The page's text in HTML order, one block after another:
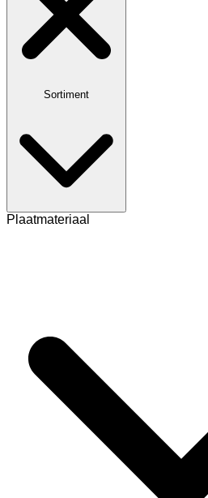
Sortiment
Plaatmateriaal